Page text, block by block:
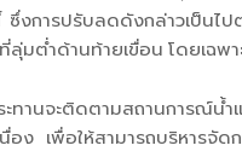
งการปรับลดดังกล่าวเป็นไ
มต่ำด้านท้ายเขื่อน โดยเฉพ
นจะติดตามสถานการณ์น้ำ
อง เพื่อให้สามารถบริหารจั